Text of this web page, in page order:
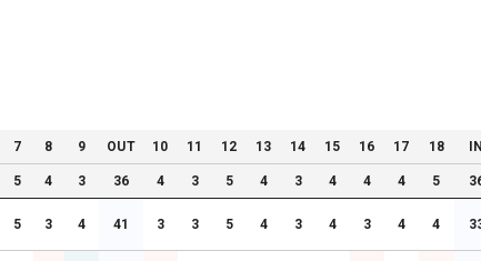
7 8 9 OUT 10 11 12 13 14 15 16 17 18
5 4 3 36 4 3 5 4 3 4 4 4 5
5 3 4 41 3 3 5 4 3 4 3 4 4